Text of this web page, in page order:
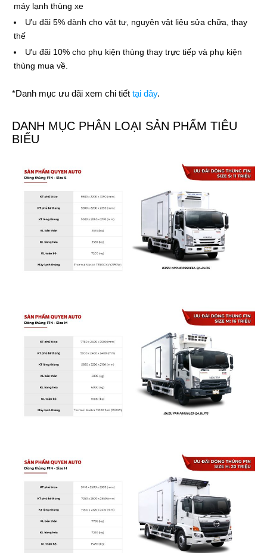
máy lạnh thùng xe
Ưu đãi 5% dành cho vật tư, nguyên vật liệu sửa chữa, thay
thế
Ưu đãi 10% cho phụ kiện thùng thay trực tiếp và phụ kiện
thùng mua về.
*Danh mục ưu đãi xem chi tiết tại đây.
DANH MỤC PHÂN LOẠI SẢN PHẨM TIÊU
BIỂU